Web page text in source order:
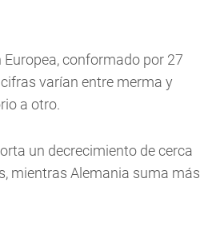
Europea, conformado por 27
varían entre merma y
a otro.
un decrecimiento de cerca
mientras Alemania suma más